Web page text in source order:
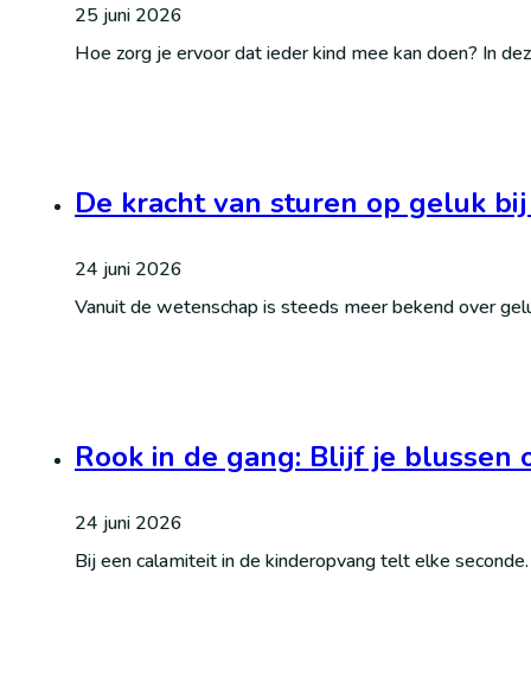
25 juni 2026
Hoe zorg je ervoor dat ieder kind mee kan doen? In
De kracht van sturen op geluk
24 juni 2026
Vanuit de wetenschap is steeds meer bekend over
Rook in de gang: Blijf je blussen
24 juni 2026
Bij een calamiteit in de kinderopvang telt elke